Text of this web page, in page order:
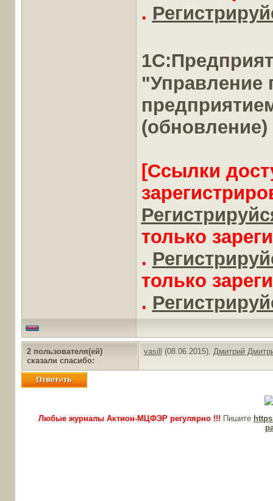
.
"Управление
[Ссылки
только
.
только
.
2 пользователя(ей)
сказали cпасибо:
vasill (08.06.2015), Дмитрий
Любые журналы Актион-МЦФЭР регулярно !!! Пишите